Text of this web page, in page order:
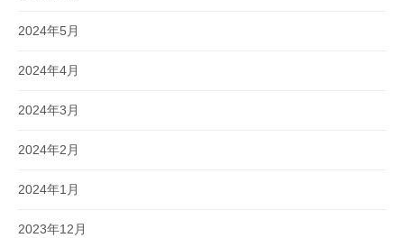
2024年5月
2024年4月
2024年3月
2024年2月
2024年1月
2023年12月